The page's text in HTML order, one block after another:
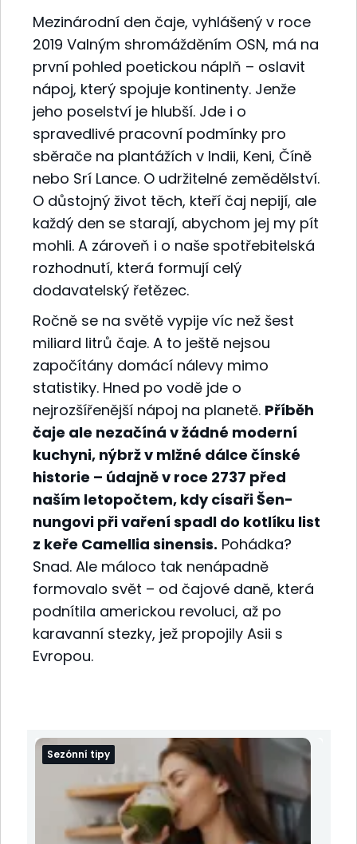
Mezinárodní den čaje, vyhlášený v roce
2019 Valným shromážděním OSN, má na
první pohled poetickou náplň – oslavit
nápoj, který spojuje kontinenty. Jenže
jeho poselství je hlubší. Jde i o
spravedlivé pracovní podmínky pro
sběrače na plantážích v Indii, Keni, Číně
nebo Srí Lance. O udržitelné zemědělství.
O důstojný život těch, kteří čaj nepijí, ale
každý den se starají, abychom jej my pít
mohli. A zároveň i o naše spotřebitelská
rozhodnutí, která formují celý
dodavatelský řetězec.
Ročně se na světě vypije víc než šest
miliard litrů čaje. A to ještě nejsou
započítány domácí nálevy mimo
statistiky. Hned po vodě jde o
nejrozšířenější nápoj na planetě. Příběh
čaje ale nezačíná v žádné moderní
kuchyni, nýbrž v mlžné dálce čínské
historie – údajně v roce 2737 před
naším letopočtem, kdy císaři Šen-
nungovi při vaření spadl do kotlíku list
z keře Camellia sinensis. Pohádka?
Snad. Ale máloco tak nenápadně
formovalo svět – od čajové daně, která
podnítila americkou revoluci, až po
karavanní stezky, jež propojily Asii s
Evropou.
Sezónní tipy